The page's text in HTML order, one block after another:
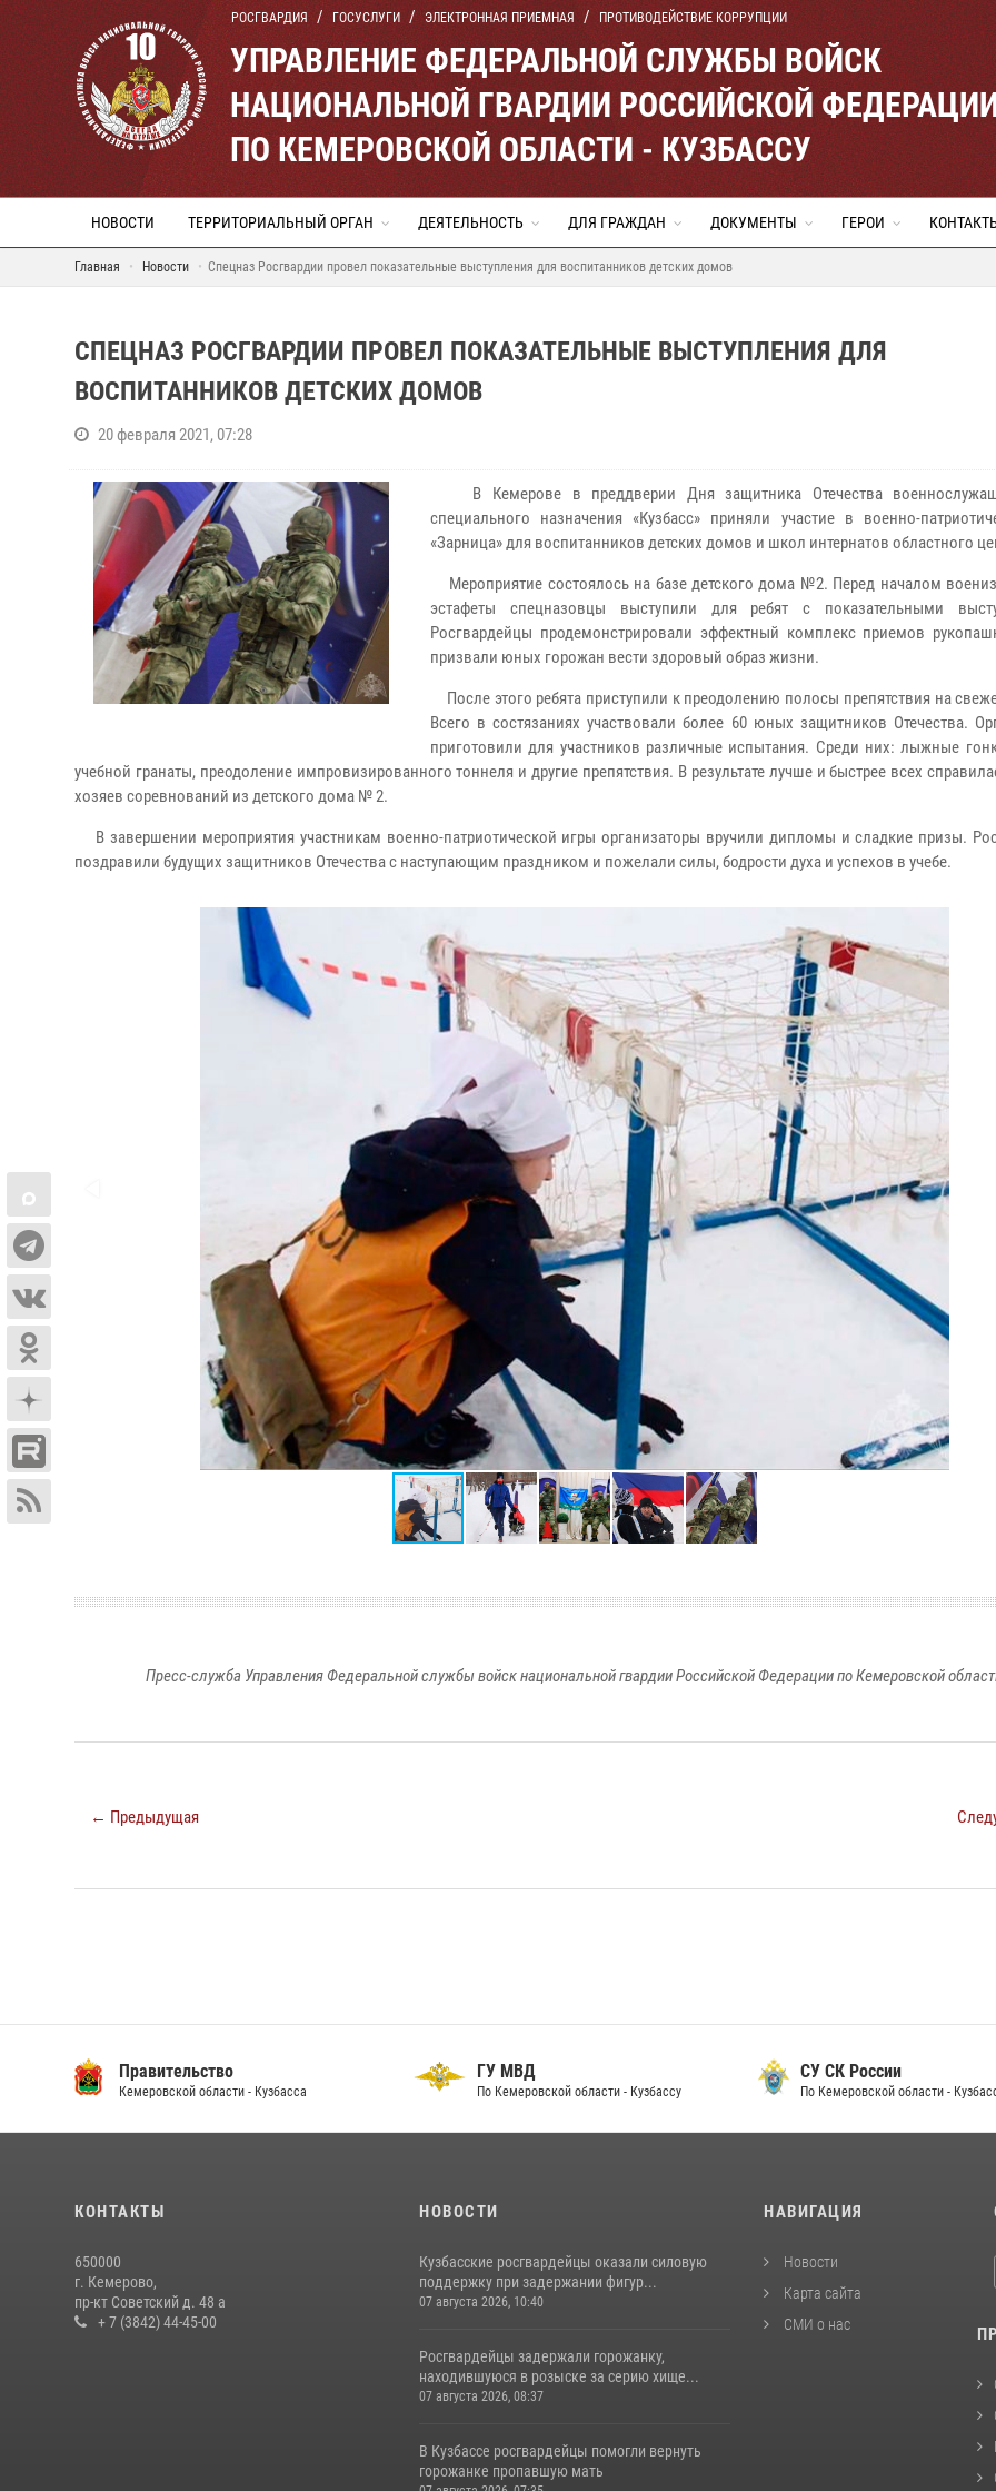
РОСГВАРДИЯ ГОСУСЛУГИ ЭЛЕКТРОННАЯ ПРИЕМНАЯ ПРОТИВОДЕЙСТВИЕ КОРРУПЦИИ
УПРАВЛЕНИЕ ФЕДЕРАЛЬНОЙ СЛУЖБЫ ВОЙСК
НАЦИОНАЛЬНОЙ ГВАРДИИ РОССИЙСКОЙ
ПО КЕМЕРОВСКОЙ ОБЛАСТИ - КУЗБАССУ
НОВОСТИ ТЕРРИТОРИАЛЬНЫЙ ОРГАН ДЕЯТЕЛЬНОСТЬ ДЛЯ ГРАЖДАН ДОКУМЕНТЫ ГЕРОИ
Главная Новости Спецназ Росгвардии провел показательные выступления для воспитанников детских домов
СПЕЦНАЗ РОСГВАРДИИ ПРОВЕЛ ПОКАЗАТЕЛЬНЫЕ ВЫСТУПЛЕНИЯ ДЛЯ
ВОСПИТАННИКОВ ДЕТСКИХ ДОМОВ
20 февраля 2021, 07:28
В Кемерове в преддверии Дня защитника Отечества
специального назначения «Кузбасс» приняли участие в военно-
«Зарница» для воспитанников детских домов и школ интернатов областного
Мероприятие состоялось на базе детского дома №2. Перед началом
эстафеты спецназовцы выступили для ребят с показательными
Росгвардейцы продемонстрировали эффектный комплекс приемов
призвали юных горожан вести здоровый образ жизни.
После этого ребята приступили к преодолению полосы препятствия на
Всего в состязаниях участвовали более 60 юных защитников Отечества.
приготовили для участников различные испытания. Среди них: лыжные
учебной гранаты, преодоление импровизированного тоннеля и другие препятствия. В результате лучше и быстрее всех
хозяев соревнований из детского дома № 2.
В завершении мероприятия участникам военно-патриотической игры организаторы вручили дипломы и сладкие призы.
поздравили будущих защитников Отечества с наступающим праздником и пожелали силы, бодрости духа и успехов в учебе.
Пресс-служба Управления Федеральной службы войск национальной гвардии Российской Федерации по Кемеровской
← Предыдущая
Правительство
Кемеровской области - Кузбасса
ГУ МВД
По Кемеровской области - Кузбассу
СУ СК России
По Кемеровской области -
КОНТАКТЫ
650000
г. Кемерово,
пр-кт Советский д. 48 а
+ 7 (3842) 44-45-00
НОВОСТИ
Кузбасские росгвардейцы оказали силовую
поддержку при задержании фигур...
07 августа 2026, 10:40
Росгвардейцы задержали горожанку,
находившуюся в розыске за серию хище...
07 августа 2026, 08:37
В Кузбассе росгвардейцы помогли вернуть
горожанке пропавшую мать
НАВИГАЦИЯ
Новости
Карта сайта
СМИ о нас